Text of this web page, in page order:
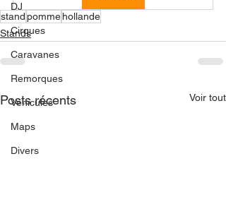
DJ
Cirques
Caravanes
Remorques
Véhicules
Maps
Divers
standpommehollande
Stands
Posts récents Voir tout